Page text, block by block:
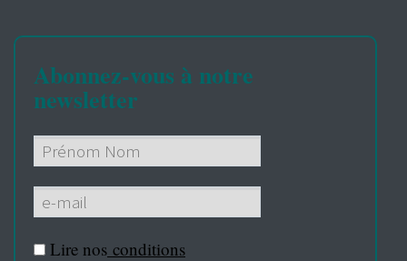
Abonnez-vous à notre
newsletter
Lire nos conditions